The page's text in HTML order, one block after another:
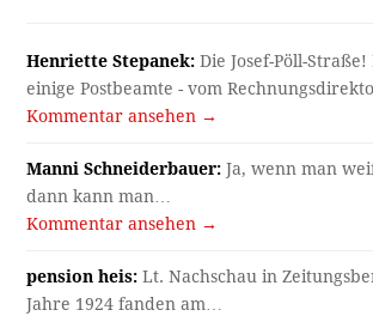
Henriette Stepanek: Die Josef-Pöll-
einige Postbeamte - vom
Kommentar ansehen →
Manni Schneiderbauer: Ja, wenn man
dann kann man…
Kommentar ansehen →
pension heis: Lt. Nachschau in
Jahre 1924 fanden am…